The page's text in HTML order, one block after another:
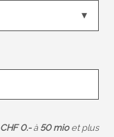
CHF 0.- à 50 mio et plus